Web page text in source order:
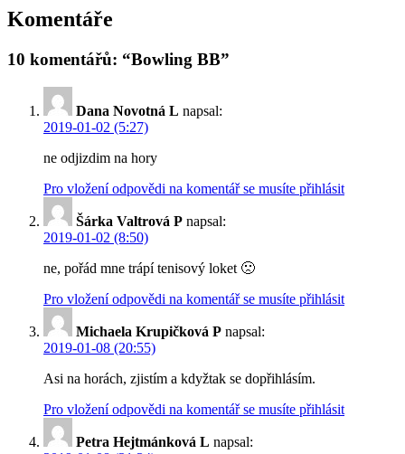
Komentáře
10 komentářů: “Bowling BB”
Dana Novotná L napsal:
2019-01-02 (5:27)
ne odjizdim na hory
Pro vložení odpovědi na komentář se musíte přihlásit
Šárka Valtrová P napsal:
2019-01-02 (8:50)
ne, pořád mne trápí tenisový loket 🙁
Pro vložení odpovědi na komentář se musíte přihlásit
Michaela Krupičková P napsal:
2019-01-08 (20:55)
Asi na horách, zjistím a kdyžtak se dopřihlásím.
Pro vložení odpovědi na komentář se musíte přihlásit
Petra Hejtmánková L napsal: